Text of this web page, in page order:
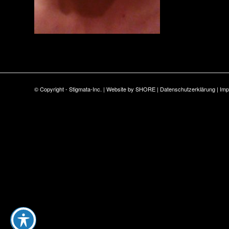
© Copyright - Stigmata-Inc. | Website by SHORE | Datenschutzerklärung |